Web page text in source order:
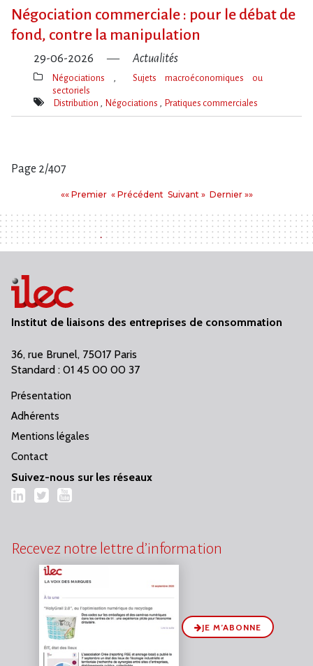
Négociation commerciale : pour le débat de
fond, contre la manipulation
29-06-2026 Actualités
Thèmes(s)
Négociations
Sujets macroéconomiques ou
sectoriels
Mot(s)-
Distribution Négociations Pratiques commerciales
Page 2/407
«« PremierPremier
« PrécédentPrécédent
Suivant
Suivant » Dernier
Dernier »»
Institut de liaisons des entreprises de consommation
36, rue Brunel, 75017 Paris
Standard : 01 45 00 00 37
Présentation
Adhérents
Mentions légales
Contact
Suivez-nous sur les réseaux
LinkedIn
TwitterYouTube
Recevez notre lettre d’information
JE M’ABONNE